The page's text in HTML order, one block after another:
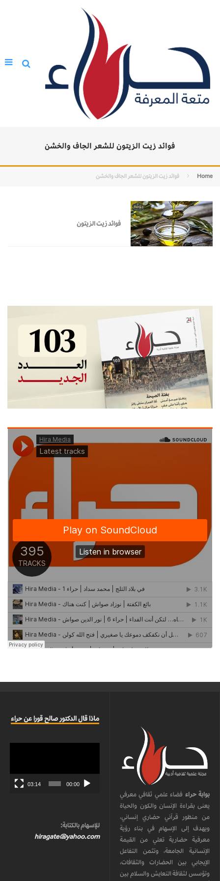
فوائد زيت الزيتون للشعر الجاف والخشن
Home فوائد زيت الزيتون للشعر الجاف والخشن
فوائد زيت الزيتون
بوابة حراء فضاء علمي ثقافي معرفي
يعنى بقراءة الإنسان والكون والحياة
من منظور قرآني حضاري إنساني،
ويهدف إلى الإسهام في بناء رؤية
معرفية حضارية تعلي من القيمة
الإنسانية الجامعة، وتثمن التفاعل
الإيجابي بين الحضارات والثقافات،
وتؤسس لثقافة التعايش والسلام بين
ماذا قال الدكتور صالح قورا عن حراء
00:00
03:14
للإسهام بالكتابة:
hiragate@yahoo.com